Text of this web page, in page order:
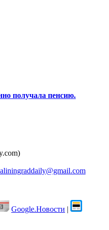
получала пенсию.
Google.Новости |